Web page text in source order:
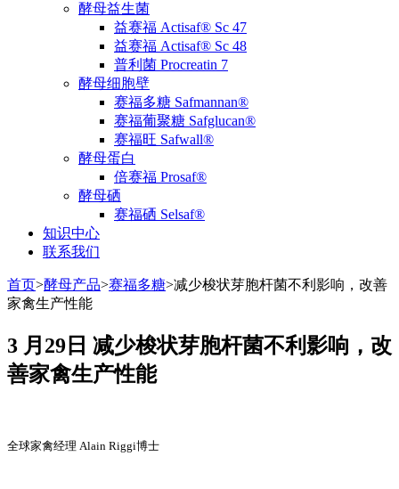
酵母益生菌
益赛福 Actisaf® Sc 47
益赛福 Actisaf® Sc 48
普利菌 Procreatin 7
酵母细胞壁
赛福多糖 Safmannan®
赛福葡聚糖 Safglucan®
赛福旺 Safwall®
酵母蛋白
倍赛福 Prosaf®
酵母硒
赛福硒 Selsaf®
知识中心
联系我们
首页>酵母产品>赛福多糖>减少梭状芽胞杆菌不利影响，改善
家禽生产性能
3 月29日 减少梭状芽胞杆菌不利影响，改
善家禽生产性能
全球家禽经理 Alain Riggi博士